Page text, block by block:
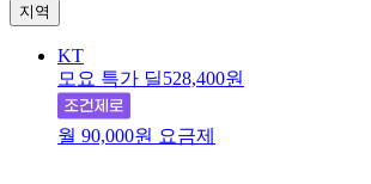
지역
KT
모요 특가 딜528,400원
월 90,000원 요금제